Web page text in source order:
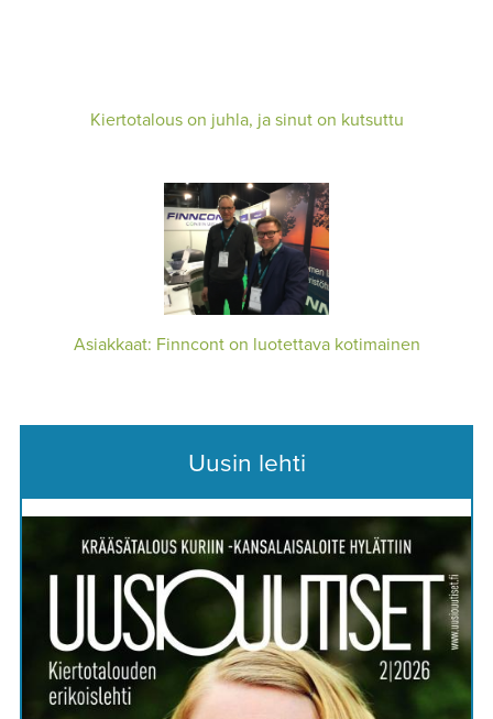
Kiertotalous on juhla, ja sinut on kutsuttu
Asiakkaat: Finncont on luotettava kotimainen
Uusin lehti